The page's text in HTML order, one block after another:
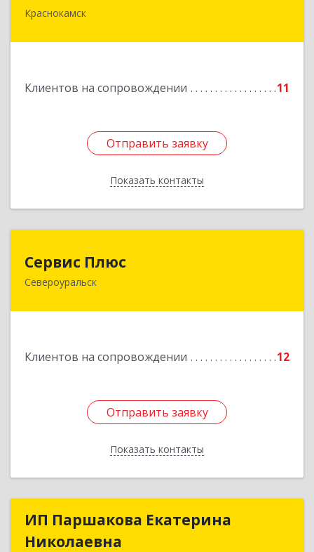
Краснокамск
Клиентов на сопровождении 11
Отправить заявку
Показать контакты
Отправить заявку
Назад
Сервис Плюс
Североуральск
Клиентов на сопровождении 12
Отправить заявку
Показать контакты
624480, Свердловская обл, Североуральск г,
Отправить заявку
Назад
ИП Паршакова Екатерина
Николаевна
ИП Паршакова Екатерина